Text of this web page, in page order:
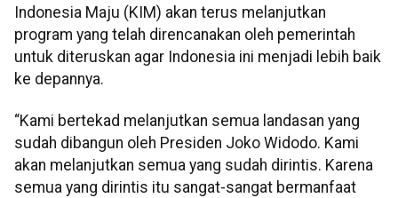
Indonesia Maju (KIM) akan terus melanjutkan
program yang telah direncanakan oleh pemerintah
untuk diteruskan agar Indonesia ini menjadi lebih baik
ke depannya.
“Kami bertekad melanjutkan semua landasan yang
sudah dibangun oleh Presiden Joko Widodo. Kami
akan melanjutkan semua yang sudah dirintis. Karena
semua yang dirintis itu sangat-sangat bermanfaat